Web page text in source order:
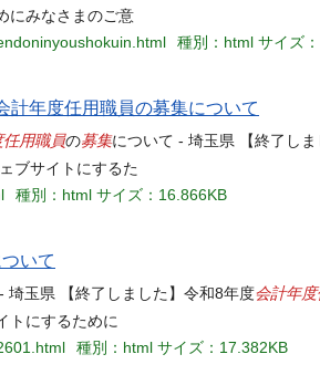
にみなさまのご意
種別：html サイズ
計年度任用職員の募集について
用職員の募集について - 埼玉県 【終了し
ブサイトにするた
種別：html サイズ：16.866KB
いて
埼玉県 【終了しました】令和8年度会計年
トにするために
種別：html サイズ：17.382KB